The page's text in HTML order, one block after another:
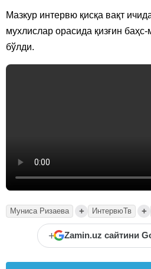
Мазкур интервю қисқа вақт
мухлислар орасида қизғин баҳс-
бўлди.
Муниса Ризаева + ИнтервюТв +
+ Zamin.uz сайтини